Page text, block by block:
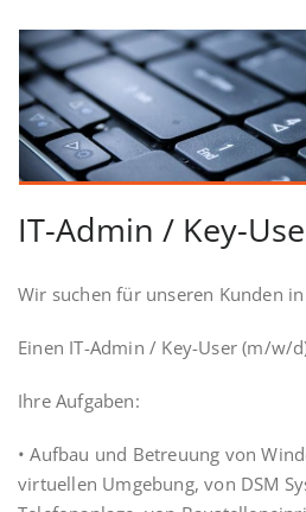
IT-Admin / Key-
Wir suchen für unseren Kunden
Einen IT-Admin / Key-User (m/w/
Ihre Aufgaben:
• Aufbau und Betreuung von
virtuellen Umgebung, von DSM